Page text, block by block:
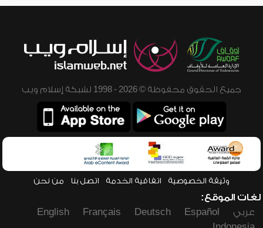
جميع الحقوق محفوظة © 2026 - 1998 لشبكة إسلام ويب
وثيقة الخصوصية اتفاقية الخدمة اتصل بنا من نحن
لغات الموقع:
عربي
Español
Deutsch
Français
English